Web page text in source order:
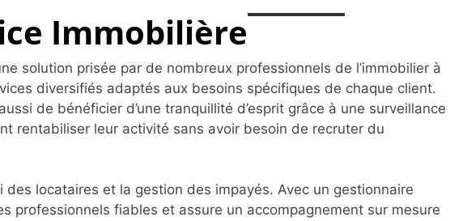
Immobilière
solution prisée par de nombreux professionnels de l’immobilier à
diversifiés adaptés aux besoins spécifiques de chaque client.
de bénéficier d’une tranquillité d’esprit grâce à une surveillance
rentabiliser leur activité sans avoir besoin de recruter du
locataires et la gestion des impayés. Avec un gestionnaire
professionnels fiables et assure un accompagnement sur mesure